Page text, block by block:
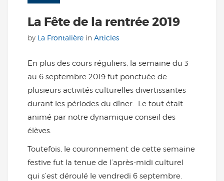
La Fête de la rentrée 2019
by La Frontalière in Articles
En plus des cours réguliers, la semaine du 3
au 6 septembre 2019 fut ponctuée de
plusieurs activités culturelles divertissantes
durant les périodes du dîner. Le tout était
animé par notre dynamique conseil des
élèves.
Toutefois, le couronnement de cette semaine
festive fut la tenue de l’après-midi culturel
qui s’est déroulé le vendredi 6 septembre.